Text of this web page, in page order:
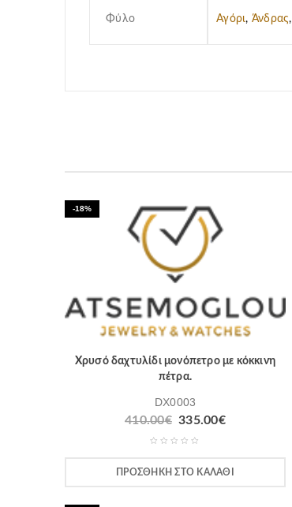
Φύλο Αγόρι, Άνδρας,
-18%
Χρυσό δαχτυλίδι μονόπετρο με κόκκινη
πέτρα.
DX0003
410.00€ 335.00€
ΠΡΟΣΘΉΚΗ ΣΤΟ ΚΑΛΆΘΙ